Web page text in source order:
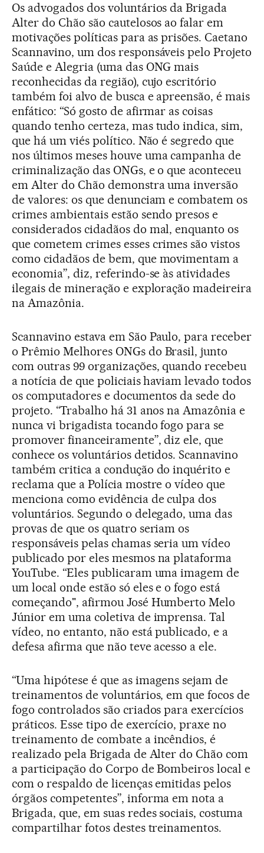
Os advogados dos voluntários da Brigada
Alter do Chão são cautelosos ao falar em
motivações políticas para as prisões. Caetano
Scannavino, um dos responsáveis pelo Projeto
Saúde e Alegria (uma das ONG mais
reconhecidas da região), cujo escritório
também foi alvo de busca e apreensão, é mais
enfático: “Só gosto de afirmar as coisas
quando tenho certeza, mas tudo indica, sim,
que há um viés político. Não é segredo que
nos últimos meses houve uma campanha de
criminalização das ONGs, e o que aconteceu
em Alter do Chão demonstra uma inversão
de valores: os que denunciam e combatem os
crimes ambientais estão sendo presos e
considerados cidadãos do mal, enquanto os
que cometem crimes esses crimes são vistos
como cidadãos de bem, que movimentam a
economia”, diz, referindo-se às atividades
ilegais de mineração e exploração madeireira
na Amazônia.
Scannavino estava em São Paulo, para receber
o Prêmio Melhores ONGs do Brasil, junto
com outras 99 organizações, quando recebeu
a notícia de que policiais haviam levado todos
os computadores e documentos da sede do
projeto. “Trabalho há 31 anos na Amazônia e
nunca vi brigadista tocando fogo para se
promover financeiramente”, diz ele, que
conhece os voluntários detidos. Scannavino
também critica a condução do inquérito e
reclama que a Polícia mostre o vídeo que
menciona como evidência de culpa dos
voluntários. Segundo o delegado, uma das
provas de que os quatro seriam os
responsáveis pelas chamas seria um vídeo
publicado por eles mesmos na plataforma
YouTube. “Eles publicaram uma imagem de
um local onde estão só eles e o fogo está
começando", afirmou José Humberto Melo
Júnior em uma coletiva de imprensa. Tal
vídeo, no entanto, não está publicado, e a
defesa afirma que não teve acesso a ele.
“Uma hipótese é que as imagens sejam de
treinamentos de voluntários, em que focos de
fogo controlados são criados para exercícios
práticos. Esse tipo de exercício, praxe no
treinamento de combate a incêndios, é
realizado pela Brigada de Alter do Chão com
a participação do Corpo de Bombeiros local e
com o respaldo de licenças emitidas pelos
órgãos competentes”, informa em nota a
Brigada, que, em suas redes sociais, costuma
compartilhar fotos destes treinamentos.